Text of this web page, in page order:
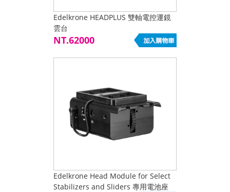
Edelkrone HEADPLUS 雙軸電控運鏡
雲台
NT.62000
Edelkrone Head Module for Select
Stabilizers and Sliders 專用電池座